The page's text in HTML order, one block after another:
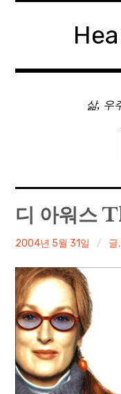
삶, 우
홈
Private Military
Plebby Quest:
GOTYS
Paper Star
Homemade Studio
디 아워스
irene
2004년 5월 31일 글,